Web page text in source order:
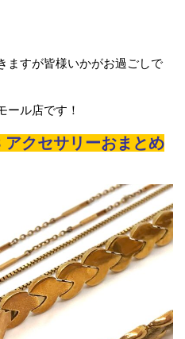
ますが皆様いかがお過ごしで
ール店です！
アクセサリーおまとめ